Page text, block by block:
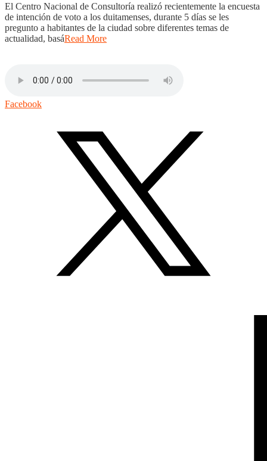
El Centro Nacional de Consultoría realizó recientemente la encuesta
de intención de voto a los duitamenses, durante 5 días se les
pregunto a habitantes de la ciudad sobre diferentes temas de
actualidad, basáRead More
Facebook